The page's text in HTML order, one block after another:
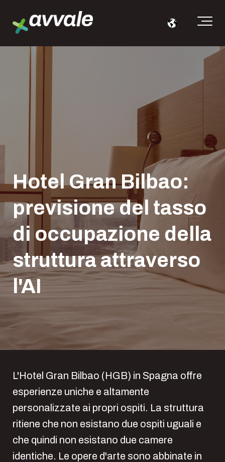
Hotel Gran Bilbao:
previsione del tasso
di occupazione della
struttura attraverso
l'AI
L'Hotel Gran Bilbao (HGB) in Spagna offre
esperienze uniche e altamente
personalizzate ai propri ospiti. La struttura
ritiene che non esistano due ospiti uguali e
che quindi non esistano due camere
identiche. Le opere d'arte sono abbinate in